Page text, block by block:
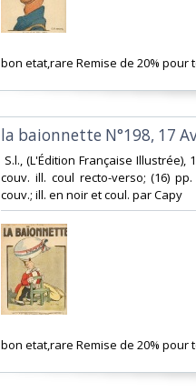
‎bon etat,rare Remise de 20%
‎la baionnette N°198, 17
S.l., (L'Édition Française
couv. ill. coul recto-verso; (16)
couv.; ill. en noir et coul. par Capy‎
‎bon etat,rare Remise de 20%